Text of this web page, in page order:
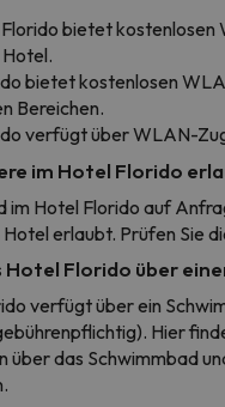
bietet kostenlosen
bietet kostenlosen
Bereichen.
verfügt über WLAN-
im Hotel Florido
im Hotel Florido auf
Hotel erlaubt. Prüfen Sie
Florido über
verfügt über ein
Hier
über das Schwimmbad